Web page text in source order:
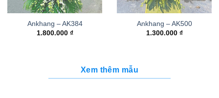
Ankhang – AK384
1.800.000 ₫
Ankhang – AK500
1.300.000 ₫
Xem thêm mẫu